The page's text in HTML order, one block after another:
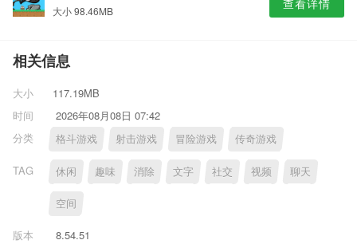
大小 98.46MB 查看详情
相关信息
大小
117.19MB
时间
2026年08月08日 07:42
分类
格斗游戏 射击游戏 冒险游戏 传奇游戏
TAG 休闲 趣味 消除 文字 社交 视频 聊天
空间
版本
8.54.51